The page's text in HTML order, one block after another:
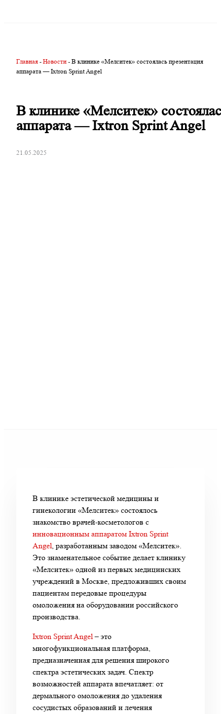
Главная - Новости - В клинике «Мелситек» состоялась презентация
аппарата — Ixtron Sprint Angel
В клинике «Мелситек»
аппарата — Ixtron Sprint Angel
21.05.2025
В клинике эстетической медицины и
гинекологии «Мелситек» состоялось
знакомство врачей-косметологов с
инновационным аппаратом Ixtron Sprint
Angel , разработанным заводом «Мелситек».
Это знаменательное событие делает клинику
«Мелситек» одной из первых медицинских
учреждений в Москве, предложивших своим
пациентам передовые процедуры
омоложения на оборудовании российского
производства.
Ixtron Sprint Angel– это
многофункциональная платформа,
предназначенная для решения широкого
спектра эстетических задач. Спектр
возможностей аппарата впечатляет: от
дермального омоложения до удаления
сосудистых образований и лечения